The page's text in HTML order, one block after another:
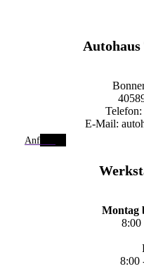
Telefon:
E-Mail:
Anfahrt
Montag
8:00
8:00